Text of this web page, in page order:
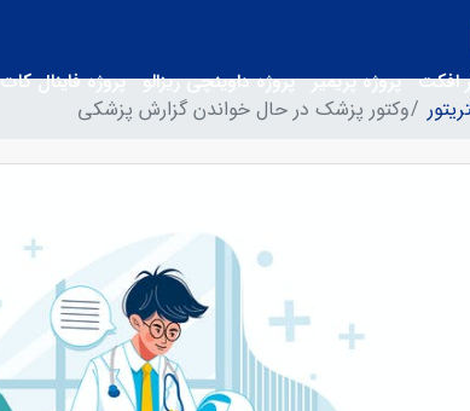
افکت پروژه پریمیر پروژه داوینچی ریزالو پروژه فاینال کات
وکتور پزشک در حال خواندن گزارش پزشکی